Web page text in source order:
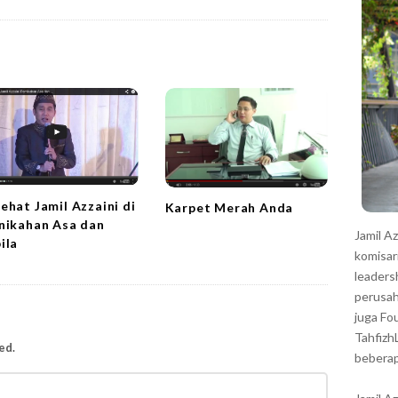
Jamil Azzaini di
Asa dan
Karpet Merah Anda
Jamil
juga